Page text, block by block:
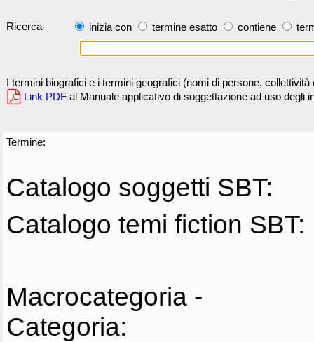
Ricerca inizia con termine esatto contiene
I termini biografici e i termini geografici (nomi di persone,
Link PDF al Manuale applicativo di soggettazione ad uso degli
Termine:
Catalogo soggetti SBT:
Catalogo temi fiction SBT:
Macrocategoria -
Categoria: